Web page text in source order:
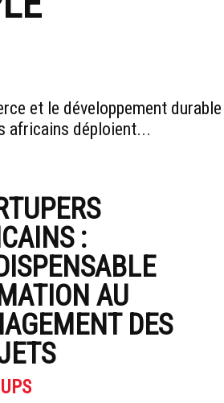
et le développement durable
africains déploient...
:
AU
DES